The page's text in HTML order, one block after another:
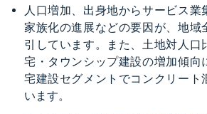
人口増加、出身地からサービス業
家族化の進展などの要因が、地域
引しています。また、土地対人口
宅・タウンシップ建設の増加傾向
宅建設セグメントでコンクリート
います。